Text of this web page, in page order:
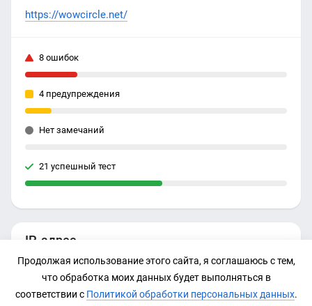
IP-адрес
217.182.158.115
https://wowcircle.net/
8 ошибок
4 предупреждения
Нет замечаний
21 успешный тест
Продолжая использование этого сайта, я соглашаюсь с тем,
что обработка моих данных будет выполняться в
соответствии с Политикой обработки персональных данных.